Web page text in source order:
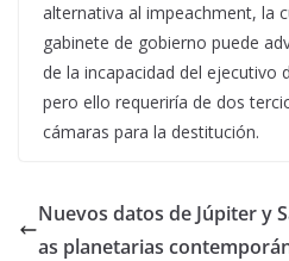
alternativa al impeachment, la
gabinete de gobierno puede
de la incapacidad del ejecutivo
pero ello requeriría de dos
cámaras para la destitución.
Nuevos datos de Júpiter y
as planetarias